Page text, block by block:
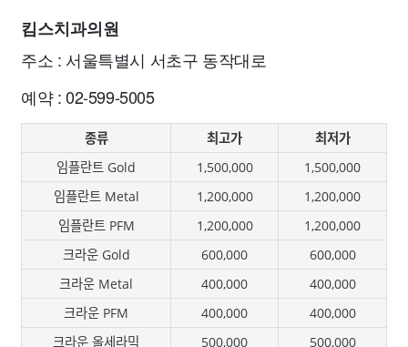
킴스치과의원
주소 : 서울특별시 서초구 동작대로
예약 : 02-599-5005
종류 최고가
최저가
임플란트 Gold
1,500,000
1,500,000
임플란트 Metal
1,200,000
1,200,000
임플란트 PFM
1,200,000
1,200,000
크라운 Gold
600,000
600,000
크라운 Metal
400,000
400,000
크라운 PFM
400,000
400,000
크라운 올세라믹
500,000 500,000